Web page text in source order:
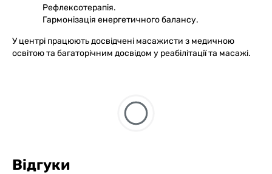
Рефлексотерапія.
Гармонізація енергетичного балансу.
У центрі працюють досвідчені масажисти з медичною
освітою та багаторічним досвідом у реабілітації та масажі.
Відгуки